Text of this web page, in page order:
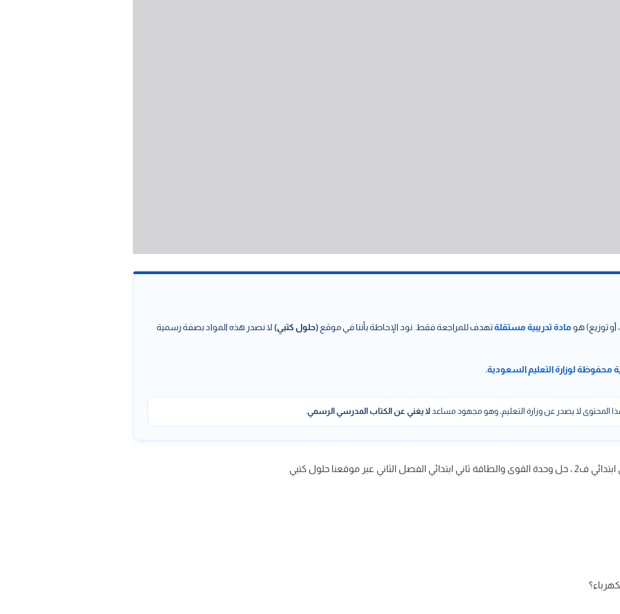
أو توزيع) هو مادة تدريبية مستقلةتهدف للمراجعة فقط. نود الإحاطة بأننا في موقع (حلول كتبي) لا نصدر هذه المواد بصفة رسمية
محفوظة لوزارة التعليم السعودية.
المحتوى لا يصدر عن وزارة التعليم، وهو مجهود مساعدلا يغني عن الكتاب المدرسي الرسمي.
عبر موقعنا حلول كتبي